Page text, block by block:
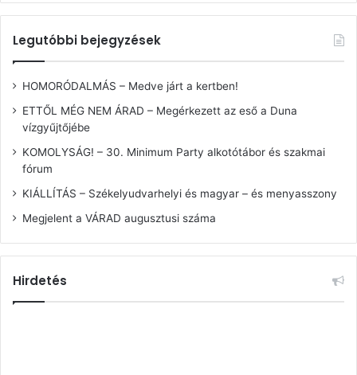
Legutóbbi bejegyzések
HOMORÓDALMÁS – Medve járt a kertben!
ETTŐL MÉG NEM ÁRAD – Megérkezett az eső a Duna
vízgyűjtőjébe
KOMOLYSÁG! – 30. Minimum Party alkotótábor és szakmai
fórum
KIÁLLÍTÁS – Székelyudvarhelyi és magyar – és menyasszony
Megjelent a VÁRAD augusztusi száma
Hirdetés